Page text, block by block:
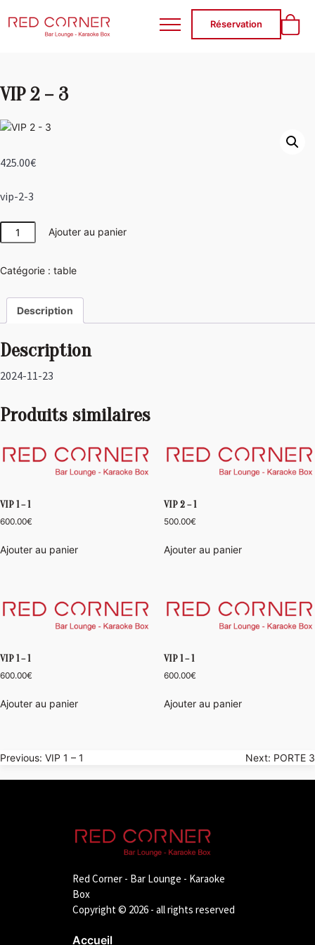
RED CORNER
Réservation
VIP 2 – 3
425.00€
vip-2-3
quantité
de
2
Ajouter au panier
Catégorie : table
Description
Description
2024-11-23
Produits similaires
VIP 1 – 1
600.00€
Ajouter au panier
VIP 2 – 1
500.00€
Ajouter au panier
VIP 1 – 1
600.00€
Ajouter au panier
VIP 1 – 1
600.00€
Ajouter au panier
Navigation
de
Previous: VIP 1 – 1 Next: PORTE 3
Red Corner - Bar Lounge - Karaoke
Box
Copyright © 2026 - all rights reserved
Accueil